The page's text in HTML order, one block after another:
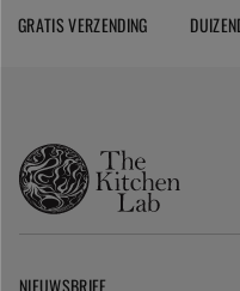
GRATIS VERZENDING
NIEUWSBRIEF